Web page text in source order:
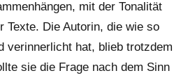
mit der Tonalität
Die Autorin, die wie so
verinnerlicht hat, blieb trotzdem
sie die Frage nach dem Sinn